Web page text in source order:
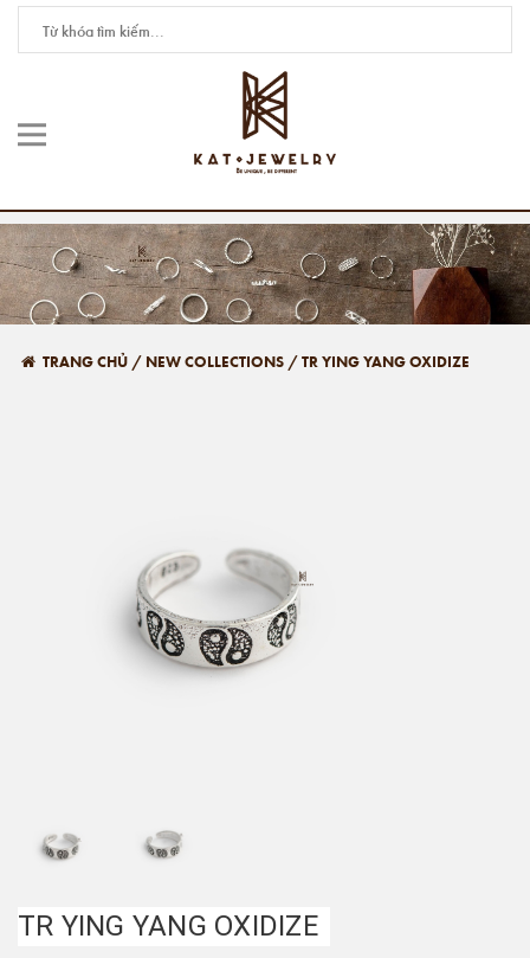
TRANG CHỦ / NEW COLLECTIONS /TR YING YANG OXIDIZE
TR YING YANG OXIDIZE